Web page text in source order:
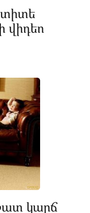
վիդեո
կարճ